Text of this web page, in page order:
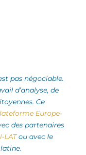
pas négociable.
d’analyse, de
Ce
Europe-
des partenaires
LATou avec le